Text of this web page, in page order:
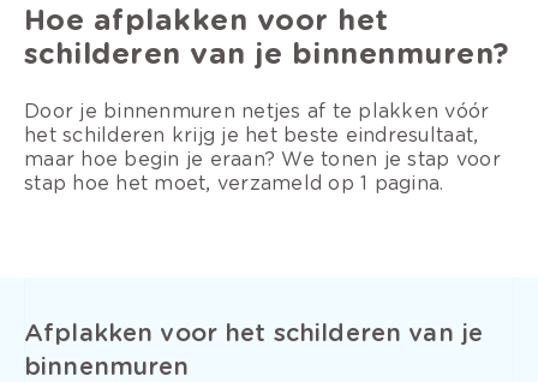
Hoe afplakken voor het
schilderen van je binnenmuren?
Door je binnenmuren netjes af te plakken vóór
het schilderen krijg je het beste eindresultaat,
maar hoe begin je eraan? We tonen je stap voor
stap hoe het moet, verzameld op 1 pagina.
Afplakken voor het schilderen van je
binnenmuren